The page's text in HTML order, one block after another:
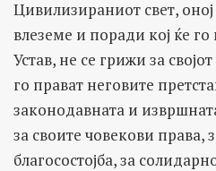
Цивилизираниот свет,
влеземе и поради кој ќе
Устав, не се грижи за
го прават неговите
законодавната и
за своите човекови права,
благосостојба, за